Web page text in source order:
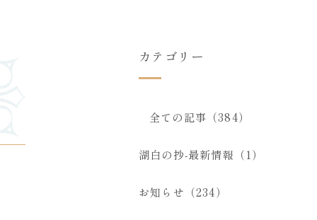
カテゴリー
全ての記事（384）
湖白の抄‐最新情報（1）
お知らせ（234）